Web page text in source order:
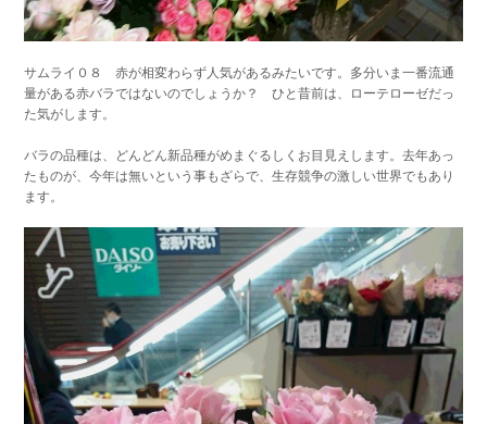
サムライ０８ 赤が相変わらず人気があるみたいです。多分いま一番流通
量がある赤バラではないのでしょうか？ ひと昔前は、ローテローゼだっ
た気がします。
バラの品種は、どんどん新品種がめまぐるしくお目見えします。去年あっ
たものが、今年は無いという事もざらで、生存競争の激しい世界でもあり
ます。